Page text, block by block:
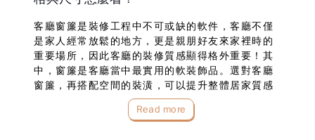
客廳窗簾是裝修工程中不可或缺的軟件，客廳不僅
是家人經常放鬆的地方，更是親朋好友來家裡時的
重要場所，因此客廳的裝修質感顯得格外重要！其
中，窗簾是客廳當中最實用的軟裝飾品。選對客廳
窗簾，再搭配空間的裝潢，可以提升整體居家質感
的設計。除此之外，依據每位民眾在客廳窗簾選擇
上的不同，會帶來不同凡響的客廳窗簾布功效，舉
Read more